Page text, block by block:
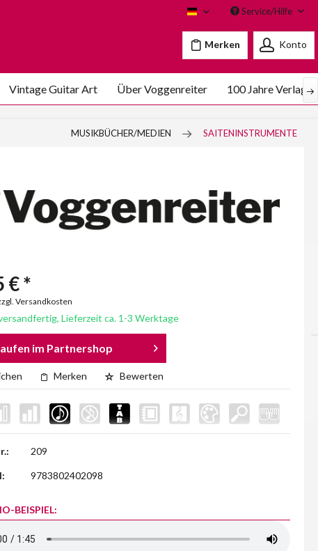
VoggenreiterService/Hilfe
Merken Konto
Vintage Guitar Art Über Voggenreiter 100 Jahre
MUSIKBÜCHER/MEDIEN SAITENINSTRUMENTE
€ *
Versandkosten
Lieferzeit ca. 1-3 Werktage
im Partnershop
Merken Bewerten
209
9783802402098
BEISPIEL: